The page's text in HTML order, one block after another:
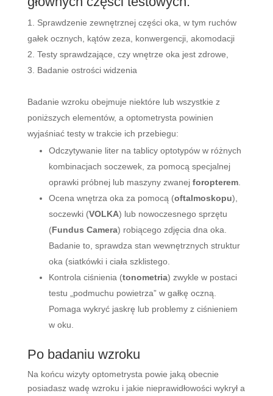
Sprawdzenie zewnętrznej części oka, w tym ruchów
gałek ocznych, kątów zeza, konwergencji, akomodacji
Testy sprawdzające, czy wnętrze oka jest zdrowe,
Badanie ostrości widzenia
Badanie wzroku obejmuje niektóre lub wszystkie z
poniższych elementów, a optometrysta powinien
wyjaśniać testy w trakcie ich przebiegu:
Odczytywanie liter na tablicy optotypów w różnych
kombinacjach soczewek, za pomocą specjalnej
oprawki próbnej lub maszyny zwanej foropterem.
Ocena wnętrza oka za pomocą (oftalmoskopu),
soczewki (VOLKA) lub nowoczesnego sprzętu
(Fundus Camera) robiącego zdjęcia dna oka.
Badanie to, sprawdza stan wewnętrznych struktur
oka (siatkówki i ciała szklistego.
Kontrola ciśnienia (tonometria) zwykle w postaci
testu „podmuchu powietrza” w gałkę oczną.
Pomaga wykryć jaskrę lub problemy z ciśnieniem
w oku.
Po badaniu wzroku
Na końcu wizyty optometrysta powie jaką obecnie
posiadasz wadę wzroku i jakie nieprawidłowości wykrył a